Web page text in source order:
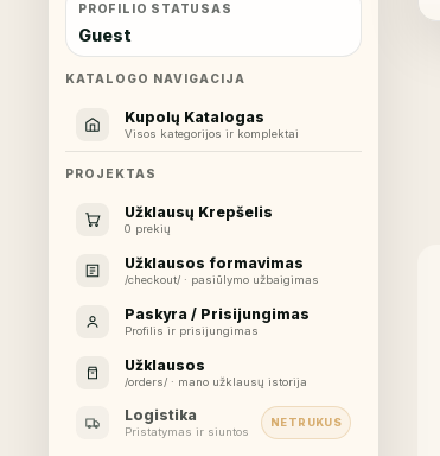
PROFILIO STATUSAS
Guest
KATALOGO NAVIGACIJA
Kupolų Katalogas
Visos kategorijos ir komplektai
PROJEKTAS
Užklausų Krepšelis
0 prekių
Užklausos formavimas
/checkout/ · pasiūlymo užbaigimas
Paskyra / Prisijungimas
Profilis ir prisijungimas
Užklausos
/orders/ · mano užklausų istorija
Logistika
Pristatymas ir siuntos
NETRUKUS